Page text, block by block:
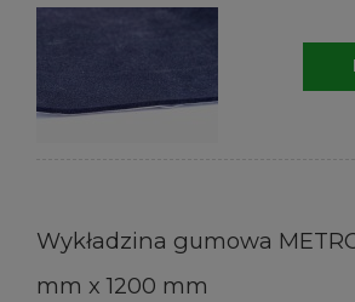
Wykładzina gumowa
mm x 1200 mm